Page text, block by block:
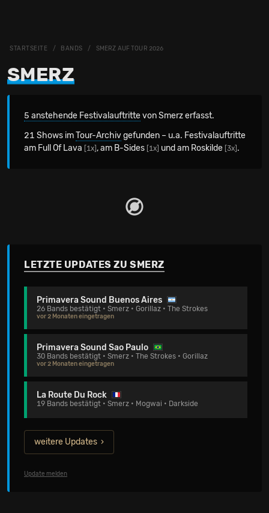
STARTSEITE BANDS SMERZ AUF TOUR 2026
SMERZ
5 anstehende Festivalauftrittevon Smerz erfasst.
21 Shows imTour-Archivgefunden – u.a. Festivalauftritte
am Full Of Lava
[1x] , am B-Sides [1x] und am Roskilde [3x] .
LETZTE UPDATES ZU SMERZ
Primavera Sound Buenos Aires
26 Bands bestätigt • Smerz • Gorillaz • The Strokes
vor 2 Monaten eingetragen
Primavera Sound Sao Paulo
30 Bands bestätigt • Smerz • The Strokes • Gorillaz
vor 2 Monaten eingetragen
La Route Du Rock
19 Bands bestätigt • Smerz • Mogwai • Darkside
weitere Updates
Update melden